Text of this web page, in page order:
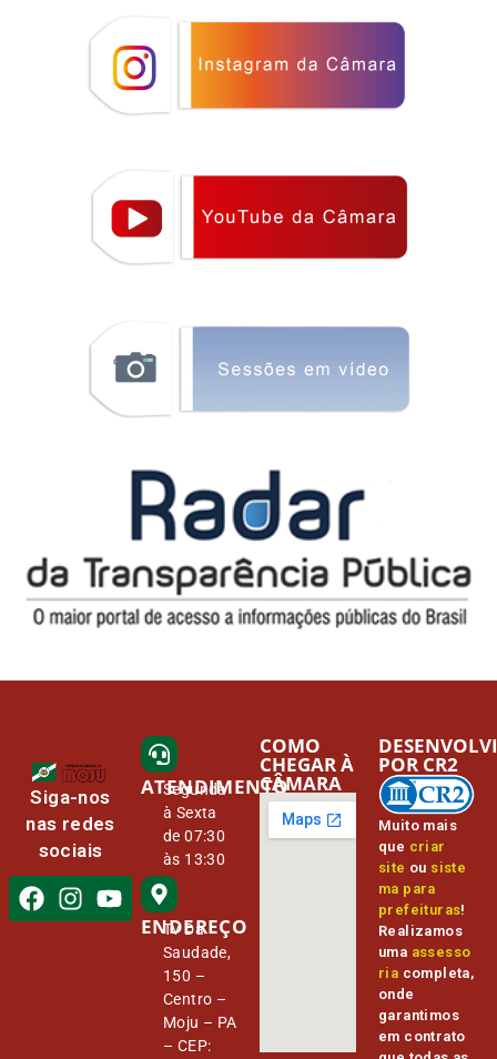
Siga-nos
nas redes
sociais
ATENDIMENTO
Segunda
à Sexta
de 07:30
às 13:30
ENDEREÇO
Tv Da
Saudade,
150 –
Centro –
Moju – PA
– CEP:
COMO
CHEGAR À
CÂMARA
Muito mais
que criar
site ou siste
ma para
prefeituras!
Realizamos
uma assesso
ria completa,
onde
garantimos
em contrato
POR CR2